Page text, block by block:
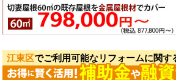
江東区でご利用可能なリフォームに関す